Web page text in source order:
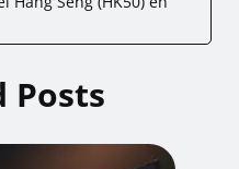
Posts